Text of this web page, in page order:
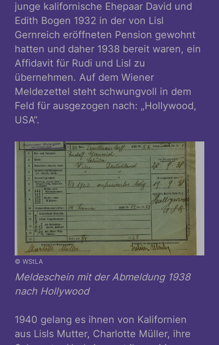
junge kalifornische Ehepaar David und
Edith Bogen 1932 in der von Lisl
Gernreich eröffneten Pension gewohnt
hatten und daher 1938 bereit waren, ein
Affidavit für Rudi und Lisl zu
übernehmen. Auf dem Wiener
Meldezettel steht schwungvoll in dem
Feld für ausgezogen nach: „Hollywood,
USA“.
© WStLA
Meldeschein mit der Abmeldung 1938
nach Hollywood
1940 gelang es ihnen von Kalifornien
aus Lisls Mutter, Charlotte Müller, ihre